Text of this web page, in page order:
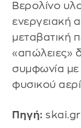
Βερολίνο
ενεργειακή
μεταβατική
«απώλειες»
συμφωνία με
φυσικού
Πηγή: skai.gr